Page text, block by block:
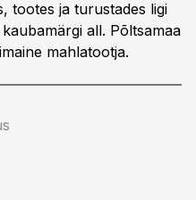
tootes ja turustades ligi
all. Põltsamaa
mahlatootja.